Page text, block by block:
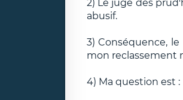
2) Le juge des
abusif.
3) Conséquence,
mon reclassement
4) Ma question est :